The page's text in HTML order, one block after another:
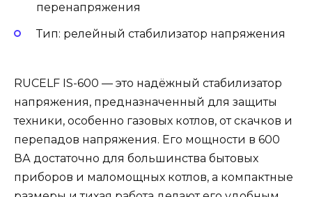
перенапряжения
Тип: релейный стабилизатор напряжения
RUCELF IS-600 — это надёжный стабилизатор
напряжения, предназначенный для защиты
техники, особенно газовых котлов, от скачков и
перепадов напряжения. Его мощности в 600
ВА достаточно для большинства бытовых
приборов и маломощных котлов, а компактные